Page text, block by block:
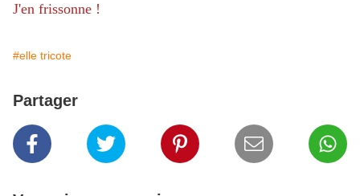
J'en frissonne !
#elle tricote
Partager